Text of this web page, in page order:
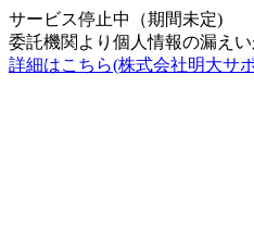
サービス停止中（期間未定)
委託機関より個人情報の漏えい
詳細はこちら(株式会社明大サ